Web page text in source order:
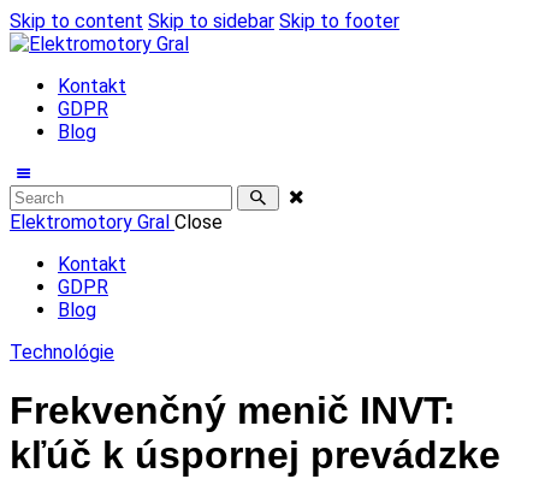
Skip to content Skip to sidebar Skip to footer
Kontakt
GDPR
Blog
Elektromotory Gral Close
Kontakt
GDPR
Blog
Technológie
Frekvenčný menič INVT:
kľúč k úspornej prevádzke